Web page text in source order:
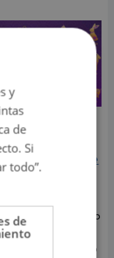
Chino de la
lunes 03 al
agosto 09 de
te depara el destino
Chino del
domingo de agosto
y
de
Si
todo”.
de